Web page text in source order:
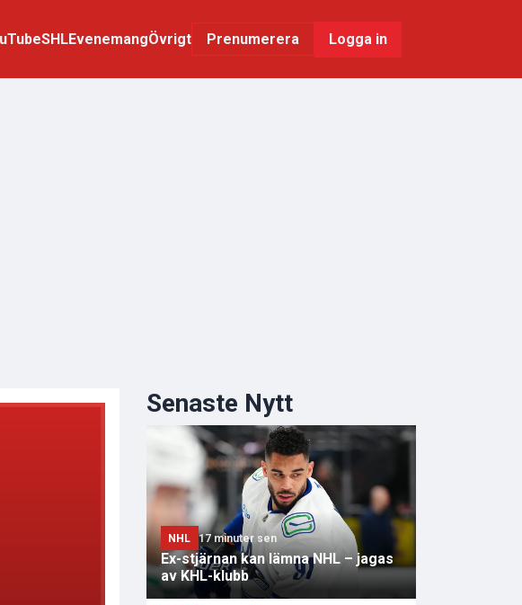
SHLEvenemangÖvrigt Prenumerera Logga in
Senaste Nytt
NHL 17 minuter sen
Ex-stjärnan kan lämna NHL – jagas
av KHL-klubb